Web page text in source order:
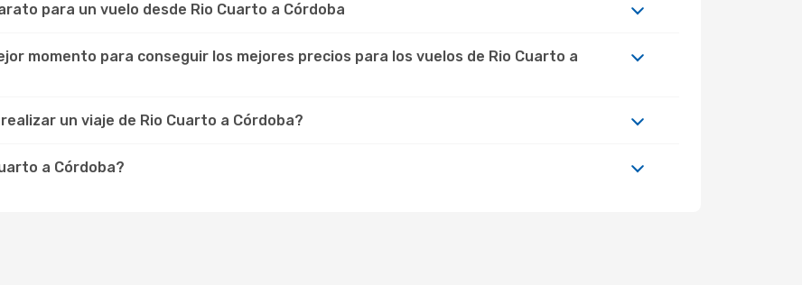
para un vuelo desde Rio Cuarto a Córdoba
momento para conseguir los mejores precios para los vuelos de Rio Cuarto a
un viaje de Rio Cuarto a Córdoba?
a Córdoba?